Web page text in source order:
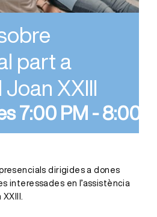
part a
Joan XXIII
7:00 PM -8:00
dirigides a dones
interessades en l’assistència